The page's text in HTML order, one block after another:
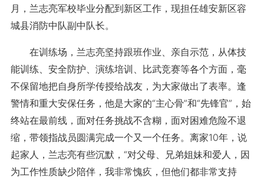
月，兰志亮军校毕业分配到新区工作，现担任雄安新区容
城县消防中队副中队长。
在训练场，兰志亮坚持跟班作业、亲自示范，从体技
能训练、安全防护、演练培训、比武竞赛等各个方面，毫
不保留地把自身所学传授给战友，为大家做出了表率。逢
警情和重大安保任务，他是大家的“主心骨”和“先锋官”，始
终站在最前线，面对任务挑战不含糊，面对困难危险不退
缩，带领指战员圆满完成一个又一个任务。离家10年，说
起家人，兰志亮有些沉默，“对父母、兄弟姐妹和爱人，因
为工作性质缺少陪伴，我非常愧疚，但他们都非常支持